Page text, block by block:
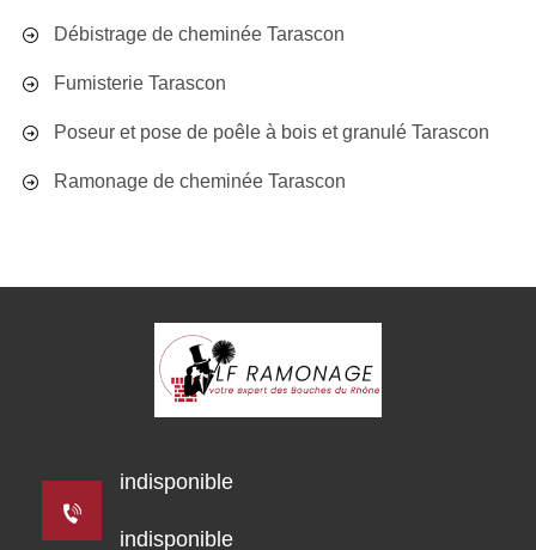
Débistrage de cheminée Tarascon
Fumisterie Tarascon
Poseur et pose de poêle à bois et granulé Tarascon
Ramonage de cheminée Tarascon
indisponible
indisponible